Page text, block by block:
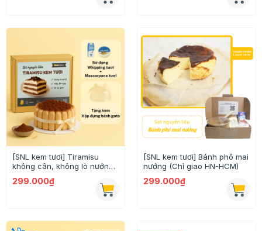
[SNL kem tươi] Tiramisu
không cân, không lò nướng
299.000₫
[SNL kem tươi] Bánh phô mai
nướng (Chỉ giao HN-HCM)
299.000₫